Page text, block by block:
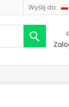
wyślij do: